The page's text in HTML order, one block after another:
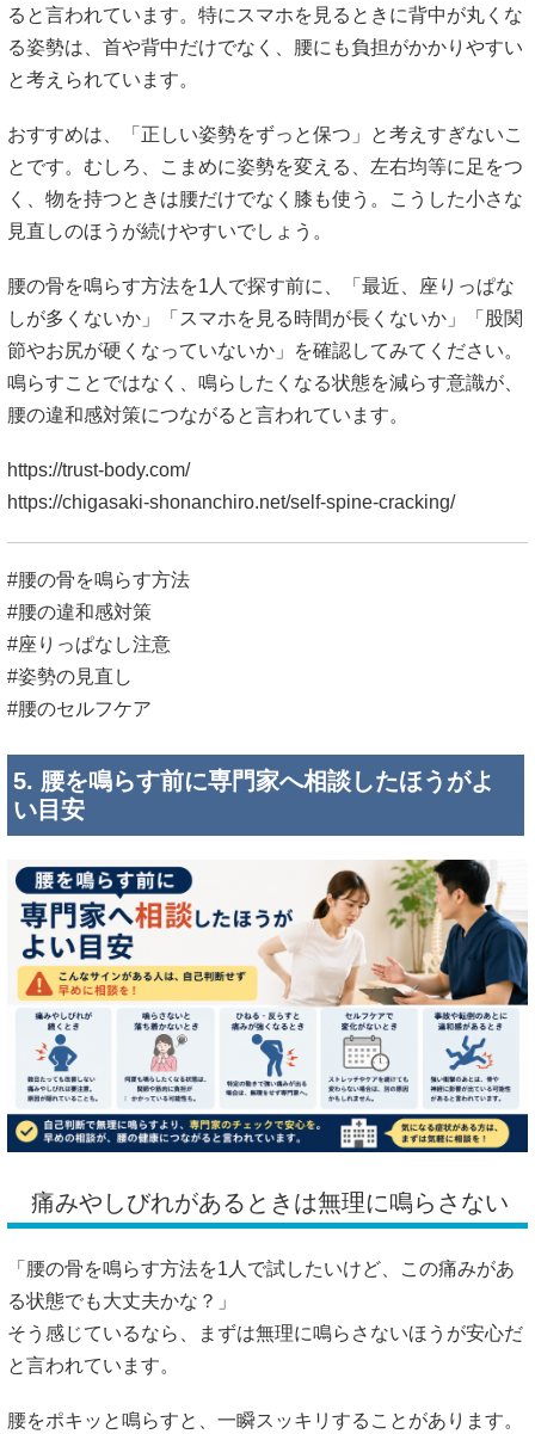
ると言われています。特にスマホを見るときに背中が丸くな
る姿勢は、首や背中だけでなく、腰にも負担がかかりやすい
と考えられています。
おすすめは、「正しい姿勢をずっと保つ」と考えすぎないこ
とです。むしろ、こまめに姿勢を変える、左右均等に足をつ
く、物を持つときは腰だけでなく膝も使う。こうした小さな
見直しのほうが続けやすいでしょう。
腰の骨を鳴らす方法を1人で探す前に、「最近、座りっぱな
しが多くないか」「スマホを見る時間が長くないか」「股関
節やお尻が硬くなっていないか」を確認してみてください。
鳴らすことではなく、鳴らしたくなる状態を減らす意識が、
腰の違和感対策につながると言われています。
https://trust-body.com/
https://chigasaki-shonanchiro.net/self-spine-cracking/
#腰の骨を鳴らす方法
#腰の違和感対策
#座りっぱなし注意
#姿勢の見直し
#腰のセルフケア
5. 腰を鳴らす前に専門家へ相談したほうがよ
い目安
痛みやしびれがあるときは無理に鳴らさない
「腰の骨を鳴らす方法を1人で試したいけど、この痛みがあ
る状態でも大丈夫かな？」
そう感じているなら、まずは無理に鳴らさないほうが安心だ
と言われています。
腰をポキッと鳴らすと、一瞬スッキリすることがあります。